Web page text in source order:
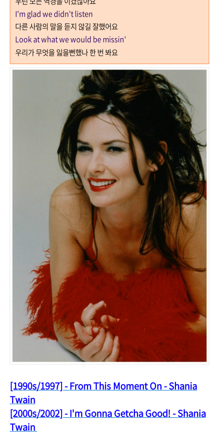
I'm glad we didn't listen
다른 사람의 말을 듣지 않길 잘했어요
Look at what we would be missin'
우리가 무엇을 잃을뻔했나 한 번 봐요
[1990s/1997] - From This Moment On - Shania
Twain
[2000s/2002] - I'm Gonna Getcha Good! - Shania
Twain